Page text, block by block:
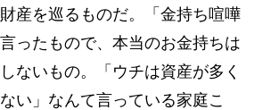
産を巡るものだ。「金持ち喧嘩
ったもので、本当のお金持ちは
ないもの。「ウチは資産が多く
い」なんて言っている家庭こ